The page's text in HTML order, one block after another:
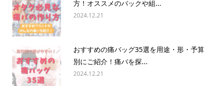
方！オススメのバックや組...
2024.12.21
おすすめの痛バッグ35選を用途・形・予算
別にご紹介！痛バを探...
2024.12.21